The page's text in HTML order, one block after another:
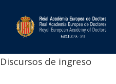
Discursos de ingreso